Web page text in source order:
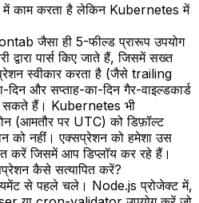
काम करता है लेकिन Kubernetes में
जैसा ही 5-फील्ड प्रारूप उपयोग
पार्स किए जाते हैं, जिसमें सख्त
स्वीकार करता है (जैसे trailing
और सप्ताह-का-दिन गैर-वाइल्डकार्ड
सकते हैं। Kubernetes भी
(आमतौर पर UTC) को डिफ़ॉल्ट
को नहीं। एक्सप्रेशन को हमेशा उस
करें जिसमें आप डिप्लॉय कर रहे हैं।
कैसे सत्यापित करें?
से पहले चले। Node.js प्रोजेक्ट में,